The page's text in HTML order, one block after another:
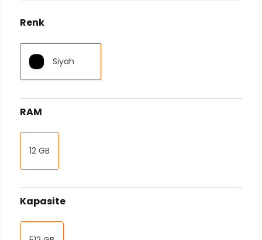
Renk
Siyah
RAM
12 GB
Kapasite